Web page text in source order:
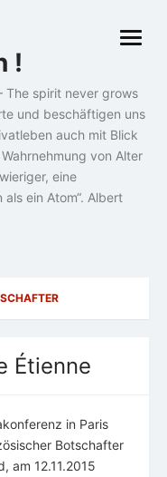
!
The spirit never grows
und beschäftigen uns
auch mit Blick
von Alter
eine
ein Atom“. Albert
open
Étienne
in Paris
Botschafter
am 12.11.2015